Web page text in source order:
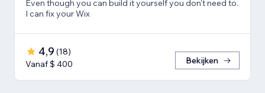
Even though you can build it yourself you don't need to.
I can fix your Wix
4,9 (18)
Vanaf $ 400
Bekijken